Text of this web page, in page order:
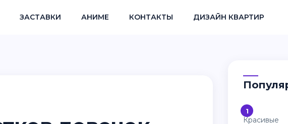
ЗАСТАВКИ АНИМЕ КОНТАКТЫ ДИЗАЙН КВАРТИР
1